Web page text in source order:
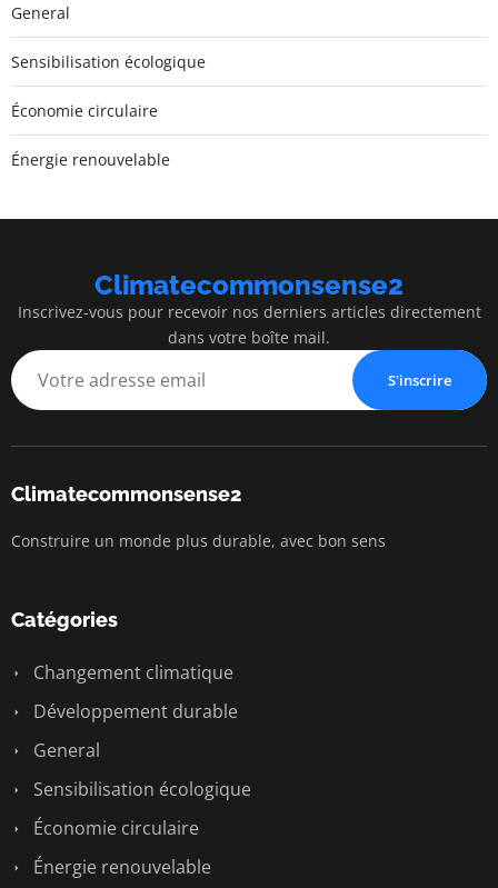
General
Sensibilisation écologique
Économie circulaire
Énergie renouvelable
Climatecommonsense2
Inscrivez-vous pour recevoir nos derniers articles directement
dans votre boîte mail.
S'inscrire
Climatecommonsense2
Construire un monde plus durable, avec bon sens
Catégories
Changement climatique
Développement durable
General
Sensibilisation écologique
Économie circulaire
Énergie renouvelable